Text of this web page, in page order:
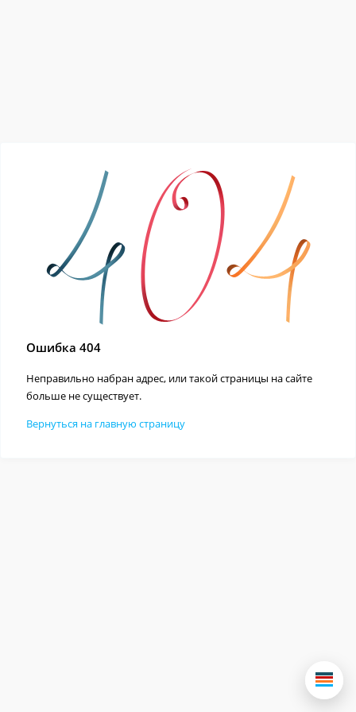
Ошибка 404
Неправильно набран адрес, или такой страницы на сайте
больше не существует.
Вернуться на главную страницу